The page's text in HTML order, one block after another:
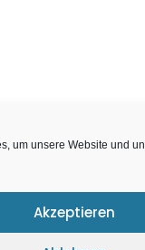
um unsere Website und
Akzeptieren